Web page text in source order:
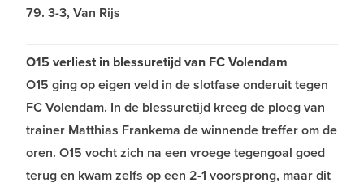
79. 3-3, Van Rijs
O15 verliest in blessuretijd van FC Volendam
O15 ging op eigen veld in de slotfase onderuit tegen
FC Volendam. In de blessuretijd kreeg de ploeg van
trainer Matthias Frankema de winnende treffer om de
oren. O15 vocht zich na een vroege tegengoal goed
terug en kwam zelfs op een 2-1 voorsprong, maar dit